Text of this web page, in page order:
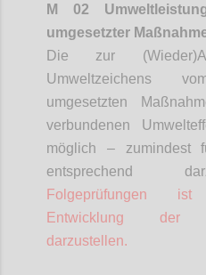
M 02
umgesetzter
Die zur
Umweltzeichens
umgesetzten
verbundenen
möglich – zumindest
entsprechend
Folgeprüfungen
Entwicklung der
darzustellen.